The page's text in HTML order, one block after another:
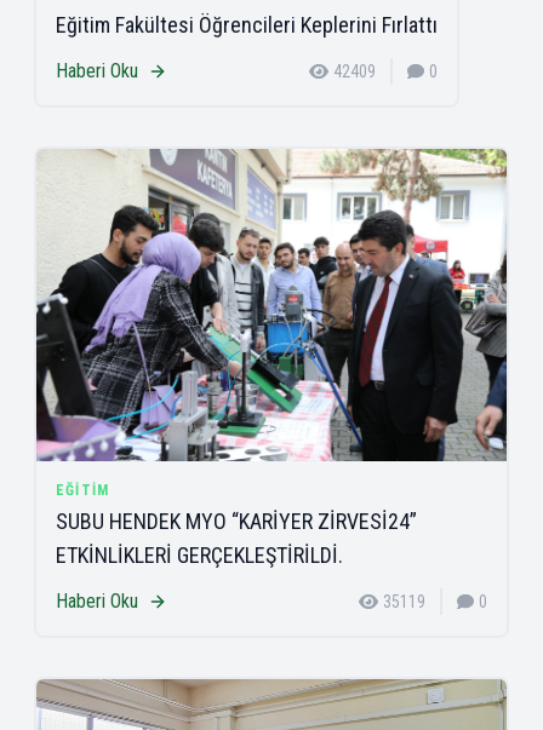
Eğitim Fakültesi Öğrencileri Keplerini Fırlattı
Haberi Oku 42409 0
EĞITIM
SUBU HENDEK MYO “KARİYER ZİRVESİ24”
ETKİNLİKLERİ GERÇEKLEŞTİRİLDİ.
Haberi Oku 35119 0